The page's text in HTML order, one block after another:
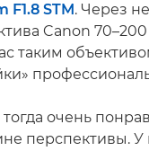
F1.8 STM . Через
Canon
таким
очень
перспективы. У